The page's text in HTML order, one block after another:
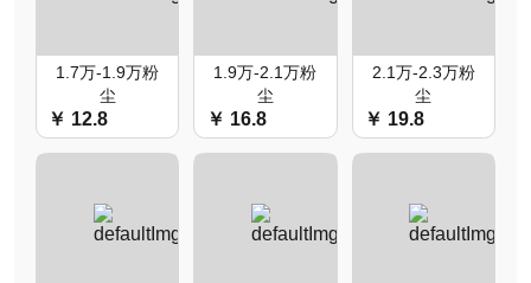
1.7万-1.9万粉
尘
￥ 12.8
1.9万-2.1万粉
尘
￥ 16.8
2.1万-2.3万粉
尘
￥ 19.8